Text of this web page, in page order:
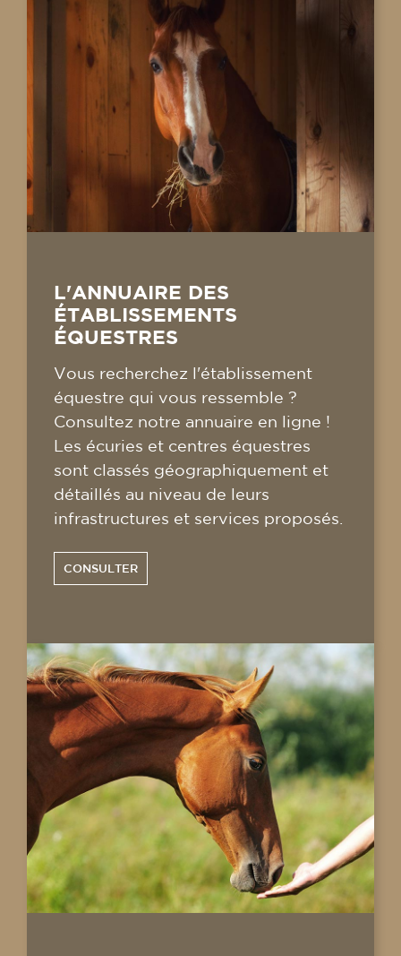
L'ANNUAIRE DES
ÉTABLISSEMENTS
ÉQUESTRES
Vous recherchez l'établissement
équestre qui vous ressemble ?
Consultez notre annuaire en ligne !
Les écuries et centres équestres
sont classés géographiquement et
détaillés au niveau de leurs
infrastructures et services proposés.
CONSULTER